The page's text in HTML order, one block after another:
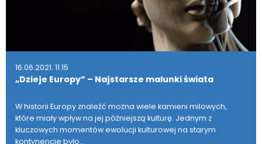
16.06.2021. 11:15
„Dzieje Europy” – Najstarsze malunki świata
W historii Europy znaleźć można wiele kamieni milowych,
które miały wpływ na jej późniejszą kulturę. Jednym z
kluczowych momentów ewolucji kulturowej na starym
kontynencie było…